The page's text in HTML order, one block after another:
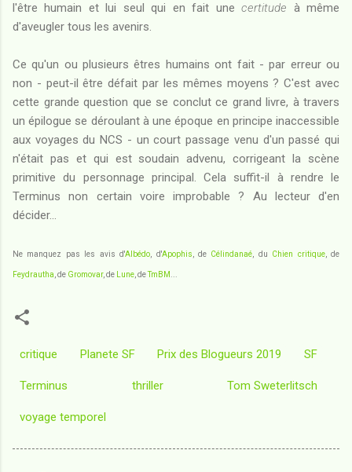
l'être humain et lui seul qui en fait unecertitude à même
d'aveugler tous les avenirs.
Ce qu'un ou plusieurs êtres humains ont fait - par erreur ou
non - peut-il être défait par les mêmes moyens ? C'est avec
cette grande question que se conclut ce grand livre, à travers
un épilogue se déroulant à une époque en principe inaccessible
aux voyages du NCS - un court passage venu d'un passé qui
n'était pas et qui est soudain advenu, corrigeant la scène
primitive du personnage principal. Cela suffit-il à rendre le
Terminus non certain voire improbable ? Au lecteur d'en
décider...
Ne manquez pas les avis d'Albédo , d'Apophis , de Célindanaé , du Chien critique, de
Feydrautha , de Gromovar, de Lune , deTmBM
critique Planete SF Prix des Blogueurs 2019 SF
Terminus thriller Tom Sweterlitsch
voyage temporel